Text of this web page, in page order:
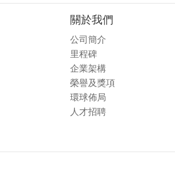
關於我們
公司簡介
里程碑
企業架構
榮譽及獎項
環球佈局
人才招聘